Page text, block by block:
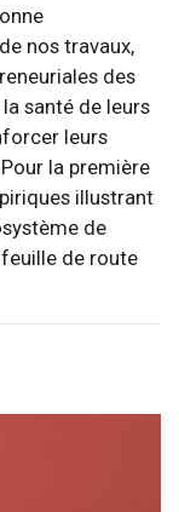
nos travaux,
des
santé de leurs
leurs
la première
illustrant
de
feuille de route